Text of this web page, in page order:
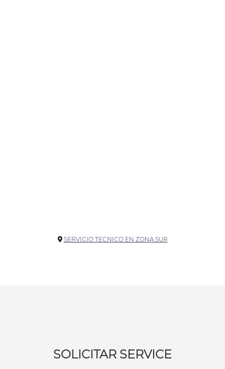
SERVICIO TECNICO EN ZONA SUR
SOLICITAR SERVICE